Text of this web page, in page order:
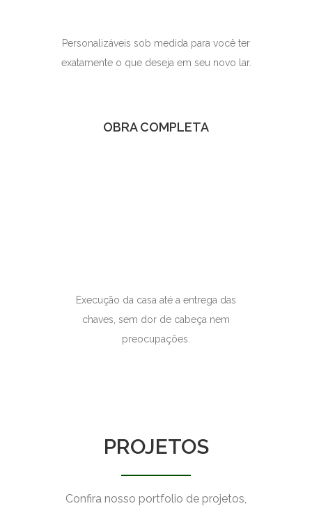
Personalizáveis sob medida para você ter
exatamente o que deseja em seu novo lar.
OBRA COMPLETA
Execução da casa até a entrega das
chaves, sem dor de cabeça nem
preocupações.
PROJETOS
Confira nosso portfolio de projetos,